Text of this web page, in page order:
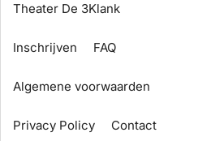
Theater De 3Klank
Inschrijven FAQ
Algemene voorwaarden
Privacy Policy Contact